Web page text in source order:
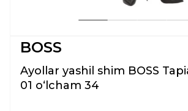
BOSS
Ayollar yashil shim BOSS
01 oʻlcham 34